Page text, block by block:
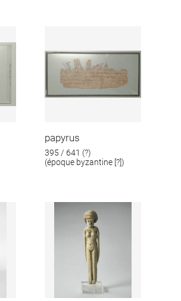
papyrus
395 / 641 (?)
(époque byzantine [?])